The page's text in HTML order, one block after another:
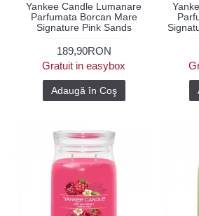
Yankee Candle Lumanare
Parfumata Borcan Mare
Signature Pink Sands
189,90RON
Gratuit in easybox
Adaugă în Coş